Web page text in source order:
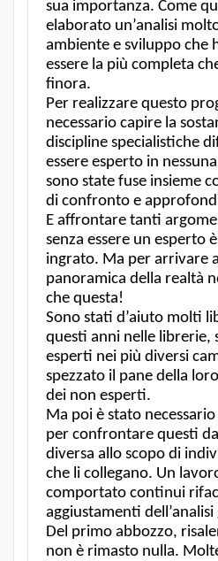
sua importanza. Come
elaborato un’analisi
ambiente e sviluppo che
essere la più completa
finora.
Per realizzare questo
necessario capire la
discipline specialistiche
essere esperto in
sono state fuse insieme
di confronto e
E affrontare tanti
senza essere un esperto
ingrato. Ma per arrivare
panoramica della realtà
che questa!
Sono stati d’aiuto molti
questi anni nelle librerie,
esperti nei più diversi
spezzato il pane della
dei non esperti.
Ma poi è stato
per confrontare questi
diversa allo scopo di
che li collegano. Un
comportato continui
aggiustamenti dell’analisi
Del primo abbozzo,
non è rimasto nulla.